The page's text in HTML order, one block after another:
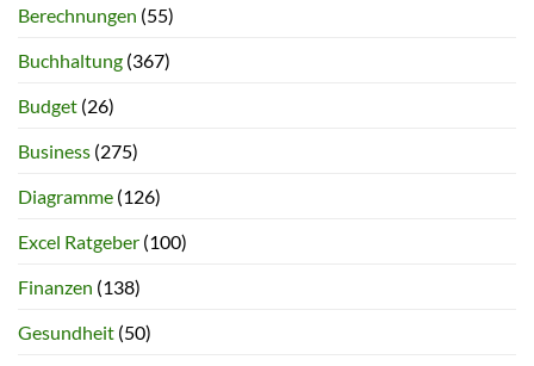
Berechnungen (55)
Buchhaltung (367)
Budget (26)
Business (275)
Diagramme (126)
Excel Ratgeber (100)
Finanzen (138)
Gesundheit (50)